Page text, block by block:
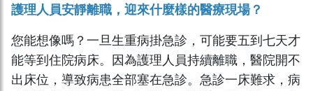
護理人員安靜離職，迎來什麼樣的醫療現場？
您能想像嗎？一旦生重病掛急診，可能要五到七天才
能等到住院病床。因為護理人員持續離職，醫院開不
出床位，導致病患全部塞在急診。急診一床難求，病